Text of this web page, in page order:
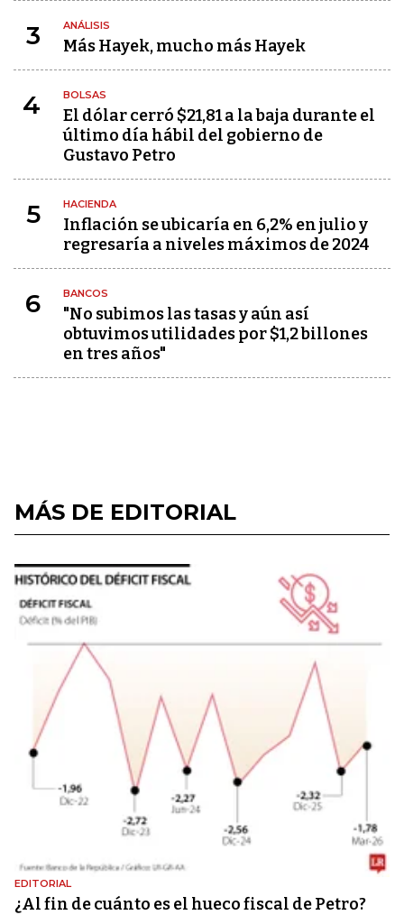
3 ANÁLISIS
Más Hayek, mucho más Hayek
4 BOLSAS
El dólar cerró $21,81 a la baja durante el
último día hábil del gobierno de
Gustavo Petro
5 HACIENDA
Inflación se ubicaría en 6,2% en julio y
regresaría a niveles máximos de 2024
6 BANCOS
"No subimos las tasas y aún así
obtuvimos utilidades por $1,2 billones
en tres años"
MÁS DE EDITORIAL
EDITORIAL
¿Al fin de cuánto es el hueco fiscal de Petro?